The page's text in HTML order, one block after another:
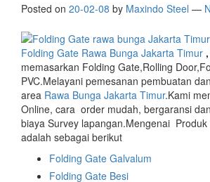
Posted on 20-02-08 by Maxindo Steel —
Folding Gate Rawa Bunga Jakarta Timur ,
memasarkan Folding Gate,Rolling
PVC.Melayani pemesanan pembuatan
area Rawa Bunga Jakarta Timur.Kami
Online, cara order mudah, bergaransi
biaya Survey lapangan.Mengenai Produk
adalah sebagai berikut
Folding Gate Galvalum
Folding Gate Besi